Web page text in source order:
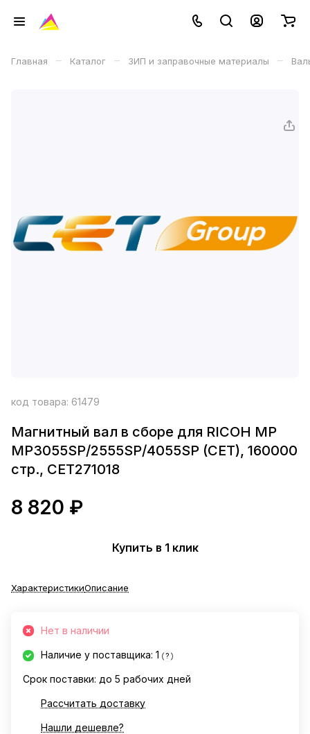
Главная – Каталог – ЗИП и заправочные материалы –
код товара: 61479
Магнитный вал в сборе для RICOH MP
MP3055SP/2555SP/4055SP (CET), 160000
стр., CET271018
8 820 ₽
Купить в 1 клик
ХарактеристикиОписание
Нет в наличии
Наличие у поставщика: 1 ?
Срок поставки: до 5 рабочих дней
Рассчитать доставку
Нашли дешевле?